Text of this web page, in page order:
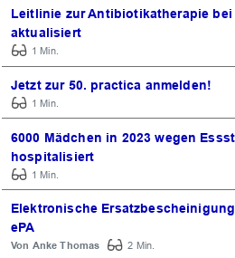
Leitlinie zur Antibiotikatherapie bei
aktualisiert
1 Min.
Jetzt zur 50. practica anmelden!
1 Min.
6000 Mädchen in 2023 wegen
hospitalisiert
1 Min.
Elektronische
ePA
Anke Thomas 2 Min.